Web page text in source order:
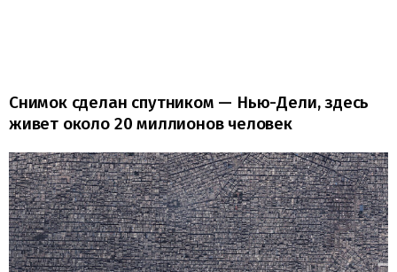
Снимок сделан спутником — Нью-Дели, здесь
живет около 20 миллионов человек